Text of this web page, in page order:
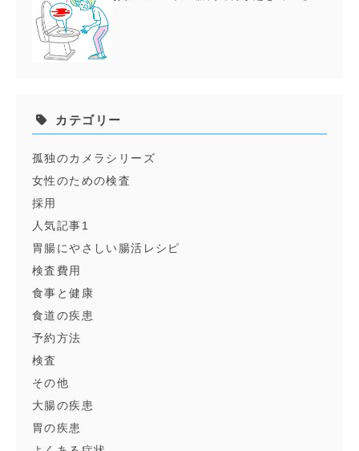
カテゴリー
孤独のカメラシリーズ
女性のための検査
採用
人気記事1
胃腸にやさしい腸活レシピ
検査費用
食事と健康
食道の疾患
予約方法
検査
その他
大腸の疾患
胃の疾患